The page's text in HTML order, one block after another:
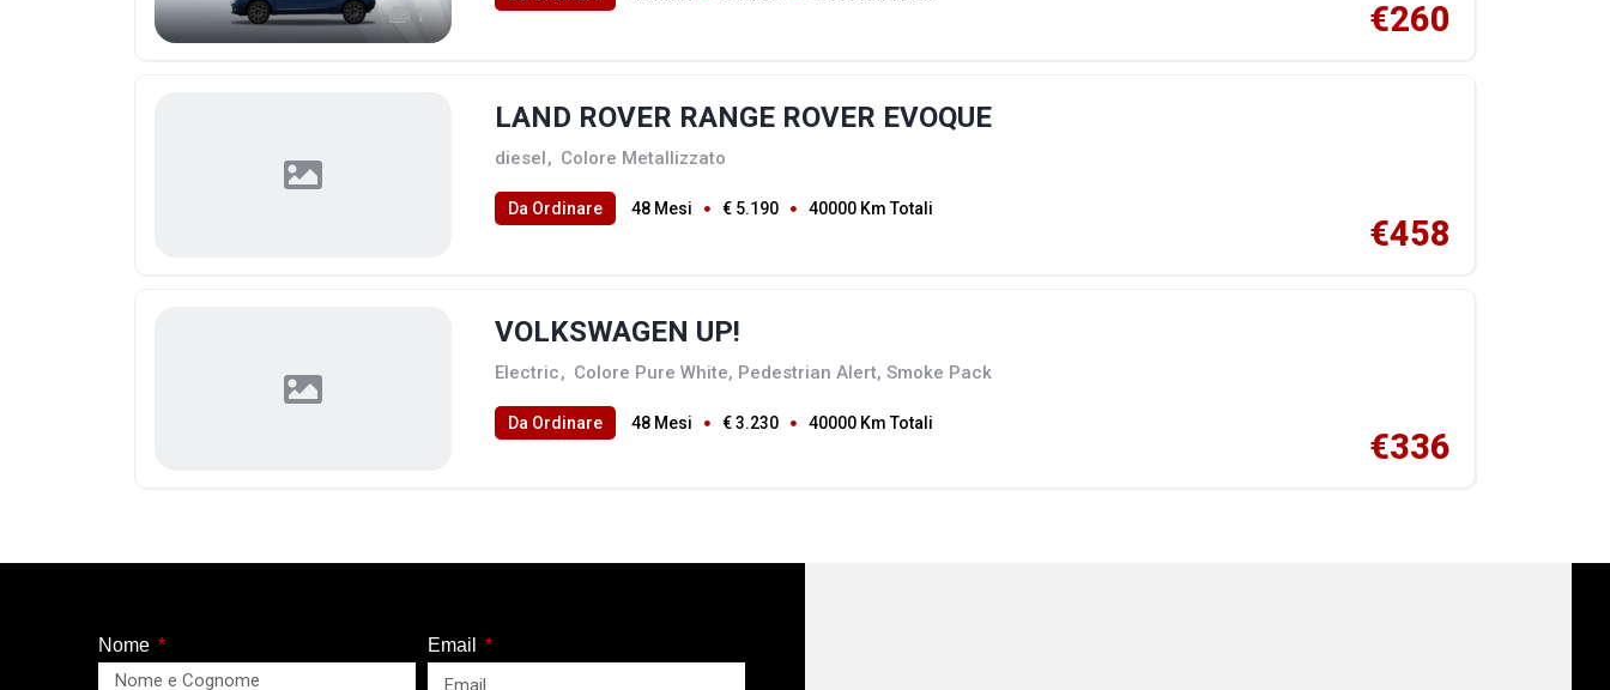
1 €260
LAND ROVER RANGE ROVER EVOQUE
diesel, Colore Metallizzato
Da Ordinare 48 Mesi € 5.190 40000 Km Totali
€458
VOLKSWAGEN UP!
Electric, Colore Pure White, Pedestrian Alert, Smoke Pack
Da Ordinare 48 Mesi € 3.230 40000 Km Totali
€336
Nome Email